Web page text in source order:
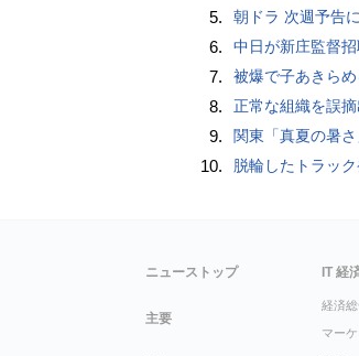
5. 朝ドラ 次週予告
6. 中日が新庄監督
7. 被爆で子あきら
8. 正常な組織を誤
9. 関東「真夏の暑
10. 脱輪したトラッ
ニューストップ
主要
IT 経
経済総
マーケ